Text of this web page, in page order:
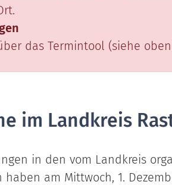
das Termintool (siehe
im Landkreis
in den vom Landkreis
am Mittwoch, 1.